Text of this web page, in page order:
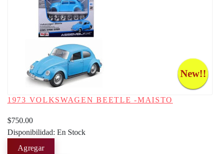
New!!
1973 VOLKSWAGEN BEETLE -MAISTO
$750.00
Disponibilidad: En Stock